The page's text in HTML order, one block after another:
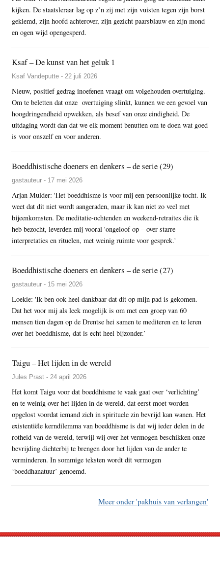
kijken. De staatsleraar lag op z’n zij met zijn vuisten tegen zijn borst
geklemd, zijn hoofd achterover, zijn gezicht paarsblauw en zijn mond
en ogen wijd opengesperd.
Ksaf – De kunst van het geluk 1
Ksaf Vandeputte - 22 juli 2026
Nieuw, positief gedrag inoefenen vraagt om volgehouden overtuiging.
Om te beletten dat onze overtuiging slinkt, kunnen we een gevoel van
hoogdringendheid opwekken, als besef van onze eindigheid. De
uitdaging wordt dan dat we elk moment benutten om te doen wat goed
is voor onszelf en voor anderen.
Boeddhistische doeners en denkers – de serie (29)
gastauteur - 17 mei 2026
Arjan Mulder: 'Het boeddhisme is voor mij een persoonlijke tocht. Ik
weet dat dit niet wordt aangeraden, maar ik kan niet zo veel met
bijeenkomsten. De meditatie-ochtenden en weekend-retraites die ik
heb bezocht, leverden mij vooral 'ongeloof op – over starre
interpretaties en rituelen, met weinig ruimte voor gesprek.'
Boeddhistische doeners en denkers – de serie (27)
gastauteur - 15 mei 2026
Loekie: 'Ik ben ook heel dankbaar dat dit op mijn pad is gekomen.
Dat het voor mij als leek mogelijk is om met een groep van 60
mensen tien dagen op de Drentse hei samen te mediteren en te leren
over het boeddhisme, dat is echt heel bijzonder.’
Taigu – Het lijden in de wereld
Jules Prast - 24 april 2026
Het komt Taigu voor dat boeddhisme te vaak gaat over ‘verlichting’
en te weinig over het lijden in de wereld, dat eerst moet worden
opgelost voordat iemand zich in spirituele zin bevrijd kan wanen. Het
existentiële kerndilemma van boeddhisme is dat wij ieder delen in de
rotheid van de wereld, terwijl wij over het vermogen beschikken onze
bevrijding dichterbij te brengen door het lijden van de ander te
verminderen. In sommige teksten wordt dit vermogen
‘boeddhanatuur’ genoemd.
Meer onder 'pakhuis van verlangen'